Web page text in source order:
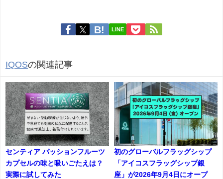
LINE
IQOSの関連記事
センティア パッションフルーツ
カプセルの味と吸いごたえは？
実際に試してみた
初のグローバルフラッグシップ
「アイコスフラッグシップ銀
座」が2026年9月4日にオープ